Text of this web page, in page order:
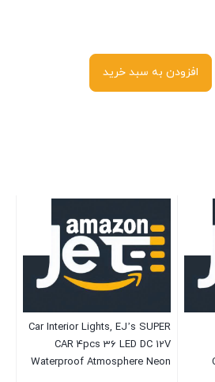
افزودن به سبد خرید
Car Interior Lights, EJ’s SUPER
CAR 4pcs 36 LED DC 12V
Waterproof Atmosphere Neon